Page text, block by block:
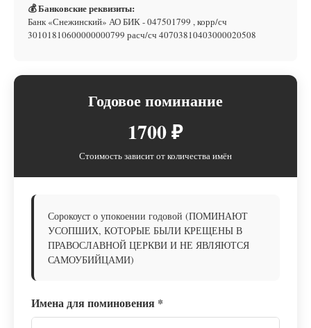
💰 Банковские реквизиты:
Банк «Снежинский» АО БИК - 047501799 , корр/сч
30101810600000000799 расч/сч 40703810403000020508
Годовое поминание
1700 ₽
Стоимость зависит от количества имён
Сорокоуст о упокоении годовой (ПОМИНАЮТ
УСОПШИХ, КОТОРЫЕ БЫЛИ КРЕЩЕНЫ В
ПРАВОСЛАВНОЙ ЦЕРКВИ И НЕ ЯВЛЯЮТСЯ
САМОУБИЙЦАМИ)
Имена для поминовения *